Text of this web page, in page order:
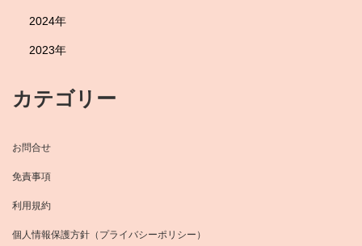
2024年
2023年
カテゴリー
お問合せ
免責事項
利用規約
個人情報保護方針（プライバシーポリシー）